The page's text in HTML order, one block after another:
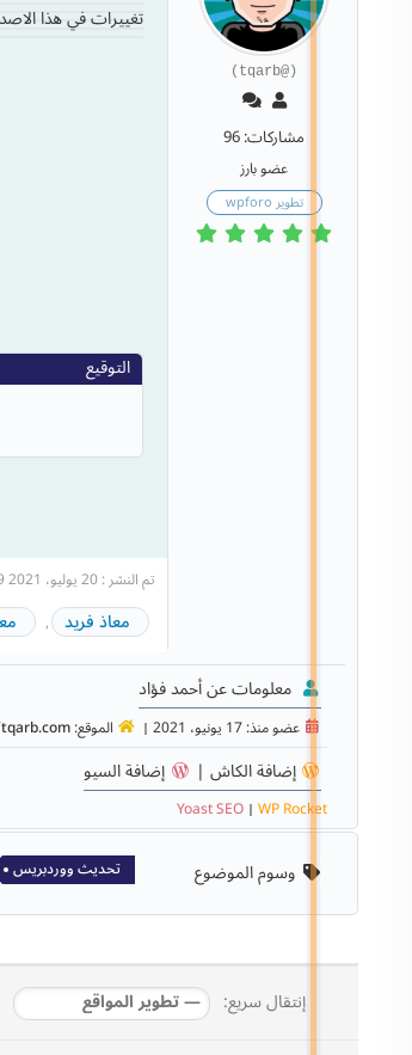
(@tqarb)
مشاركات: 96
عضو بارز
تطوير wpforo
تغييرات في هذا
تم النشر : 20 يوليو، 2021 11:59 م
معاذ فريد ,
معلومات عن أحمد فؤاد
عضو منذ: 17 يونيو، 2021 الموقع:
إضافة الكاش | إضافة السيو
WP Rocket
Yoast SEO
وسوم الموضوع تحديث ووردبريس
إنتقال سريع: